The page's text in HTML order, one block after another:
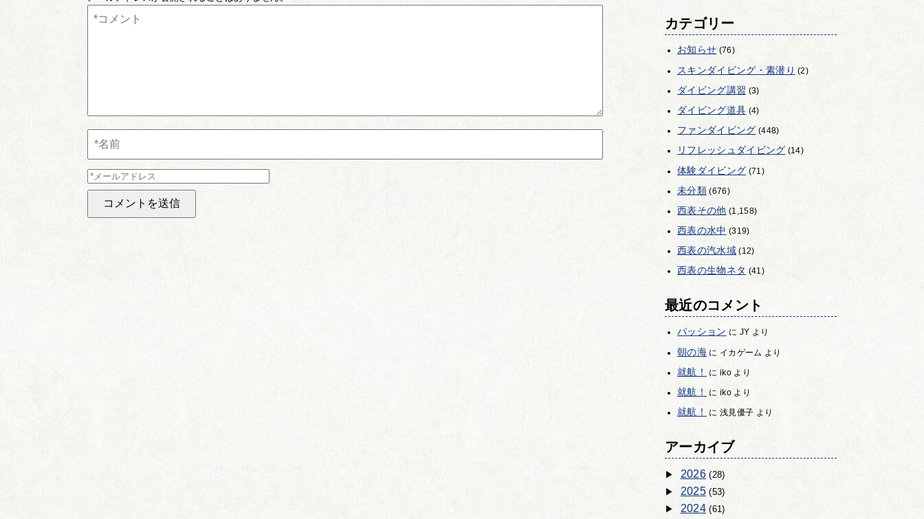
カテゴリー
お知らせ (76)
スキンダイビング・素潜り (2)
ダイビング講習 (3)
ダイビング道具 (4)
ファンダイビング (448)
リフレッシュダイビング (14)
体験ダイビング (71)
未分類(676)
西表その他 (1,158)
西表の水中 (319)
西表の汽水域(12)
西表の生物ネタ (41)
最近のコメント
パッション に JY より
朝の海に イカゲーム より
就航！ に ikoより
就航！ に ikoより
就航！ に 浅見優子 より
アーカイブ
2026(28)
2025(53)
2024(61)